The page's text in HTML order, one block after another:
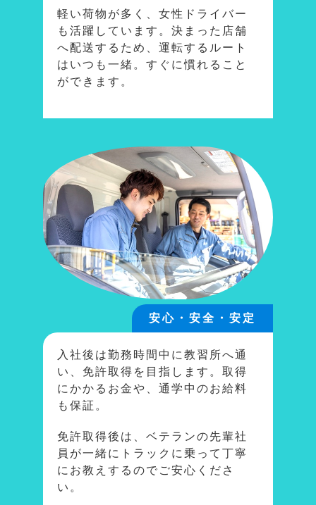
軽い荷物が多く、女性ドライバー
も活躍しています。決まった店舗
へ配送するため、運転するルート
はいつも一緒。すぐに慣れること
ができます。
安心・安全・安定
入社後は勤務時間中に教習所へ通
い、免許取得を目指します。取得
にかかるお金や、通学中のお給料
も保証。
免許取得後は、ベテランの先輩社
員が一緒にトラックに乗って丁寧
にお教えするのでご安心くださ
い。